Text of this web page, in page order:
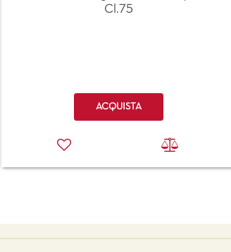
Cl.75
Quantità
ACQUISTA